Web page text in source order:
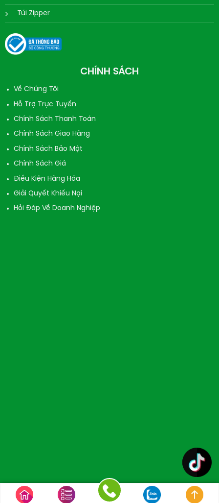
Túi Zipper
CHÍNH SÁCH
Về Chúng Tôi
Hỗ Trợ Trực Tuyến
Chính Sách Thanh Toán
Chính Sách Giao Hàng
Chính Sách Bảo Mật
Chính Sách Giá
Điều Kiện Hàng Hóa
Giải Quyết Khiếu Nại
Hỏi Đáp Về Doanh Nghiệp